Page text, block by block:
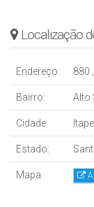
🔹 Ideal para
Localização
Endereço: 880
Bairro: Alto
Cidade:
Estado:
Mapa: